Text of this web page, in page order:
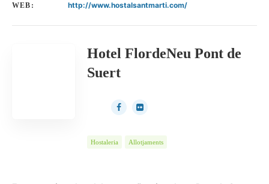
WEB: http://www.hostalsantmarti.com/
Hotel FlordeNeu Pont de
Suert
Hostaleria Allotjaments